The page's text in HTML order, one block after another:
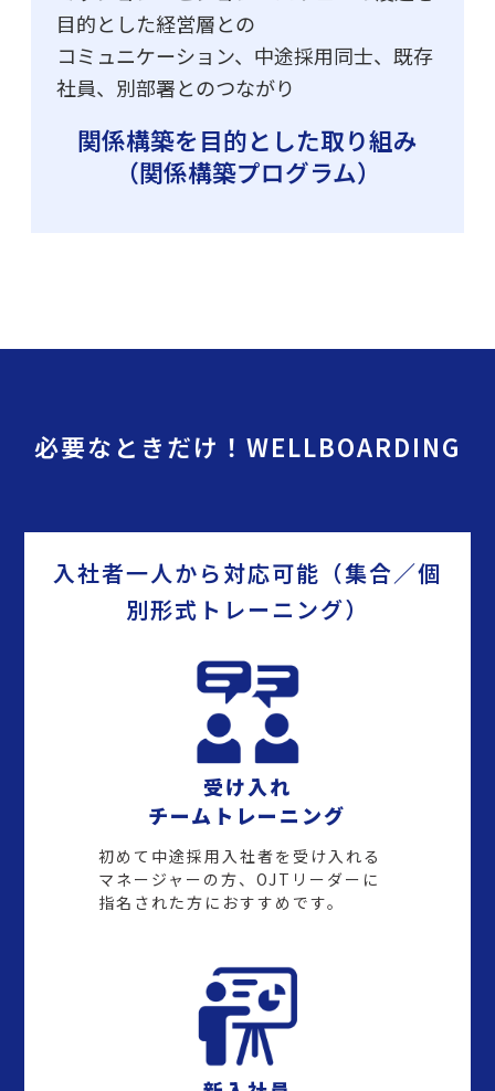
目的とした経営層との
コミュニケーション、中途採用同士、既存
社員、別部署とのつながり
関係構築を目的とした取り組み
（関係構築プログラム）
必要なときだけ！WELLBOARDING
入社者一人から対応可能（集合／個
別形式トレーニング）
受け入れ
チームトレーニング
初めて中途採用入社者を受け入れる
マネージャーの方、OJTリーダーに
指名された方におすすめです。